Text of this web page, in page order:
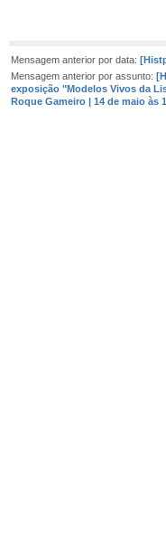
Mensagem anterior por data:
Mensagem anterior por assunto:
exposição "Modelos Vivos da
Roque Gameiro | 14 de maio às